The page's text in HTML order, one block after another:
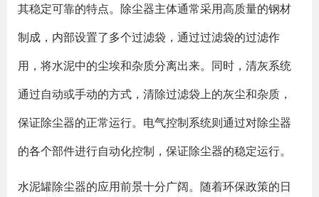
其稳定可靠的特点。除尘器主体通常采用高质量的钢材
制成，内部设置了多个过滤袋，通过过滤袋的过滤作
用，将水泥中的尘埃和杂质分离出来。同时，清灰系统
通过自动或手动的方式，清除过滤袋上的灰尘和杂质，
保证除尘器的正常运行。电气控制系统则通过对除尘器
的各个部件进行自动化控制，保证除尘器的稳定运行。
水泥罐除尘器的应用前景十分广阔。随着环保政策的日